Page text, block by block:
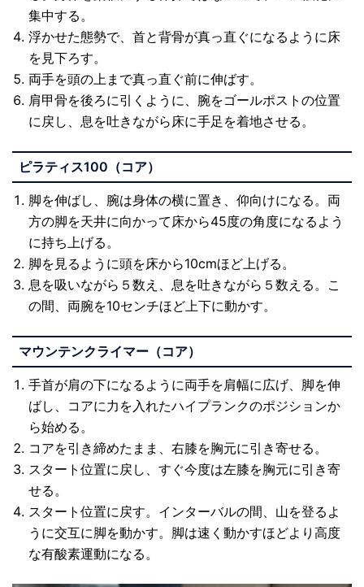
集中する。
浮かせた態勢で、首と背骨が真っ直ぐになるように床
を見下ろす。
両手を頭の上まで真っ直ぐ前に伸ばす。
肩甲骨を後ろに引くように、腕をゴールポストの位置
に戻し、息を吐きながら床に手足を着地させる。
ピラティス100（コア）
脚を伸ばし、腕は身体の横に置き、仰向けになる。両
方の脚を天井に向かって床から45度の角度になるよう
に持ち上げる。
脚を見るように頭を床から10cmほど上げる。
息を吸いながら５数え、息を吐きながら５数える。こ
の間、両腕を10センチほど上下に動かす。
マウンテンクライマー（コア）
手首が肩の下になるように両手を肩幅に広げ、脚を伸
ばし、コアに力を入れたハイプランクのポジションか
ら始める。
コアを引き締めたまま、右膝を胸元に引き寄せる。
スタート位置に戻し、すぐ今度は左膝を胸元に引き寄
せる。
スタート位置に戻す。インターバルの間、山を登るよ
うに交互に脚を動かす。脚は速く動かすほどより高度
な有酸素運動になる。